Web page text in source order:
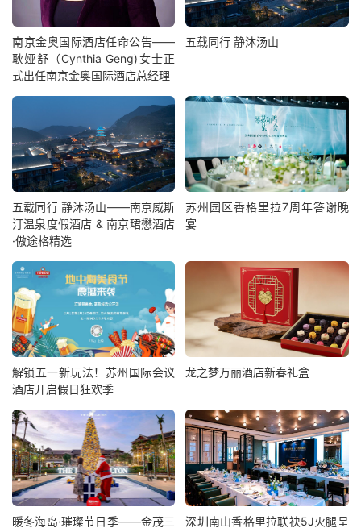
南京金奥国际酒店任命公告——
耿娅舒（Cynthia Geng)女士正
式出任南京金奥国际酒店总经理
五载同行 静沐汤山
五载同行 静沐汤山——南京威斯
汀温泉度假酒店 & 南京珺懋酒店
·傲途格精选
苏州园区香格里拉7周年答谢晚
宴
解锁五一新玩法！苏州国际会议
酒店开启假日狂欢季
龙之梦万丽酒店新春礼盒
暖冬海岛·璀璨节日季——金茂三 深圳南山香格里拉联袂5J火腿呈